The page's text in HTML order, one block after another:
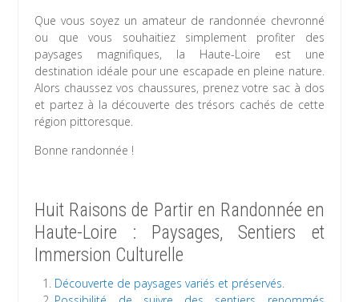
Que vous soyez un amateur de randonnée chevronné
ou que vous souhaitiez simplement profiter des
paysages magnifiques, la Haute-Loire est une
destination idéale pour une escapade en pleine nature.
Alors chaussez vos chaussures, prenez votre sac à dos
et partez à la découverte des trésors cachés de cette
région pittoresque.
Bonne randonnée !
Huit Raisons de Partir en Randonnée en
Haute-Loire : Paysages, Sentiers et
Immersion Culturelle
Découverte de paysages variés et préservés.